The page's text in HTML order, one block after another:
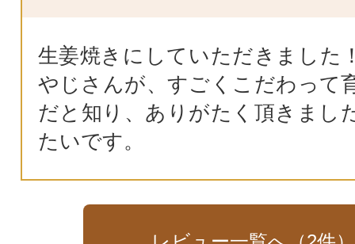
生姜焼きにしていただきました
やじさんが、すごくこだわって
だと知り、ありがたく頂きまし
たいです。